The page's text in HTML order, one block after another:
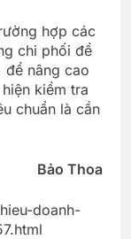
hợp các
chi phối để
để nâng cao
kiểm tra
chuẩn là cần
Bảo Thoa
doanh-